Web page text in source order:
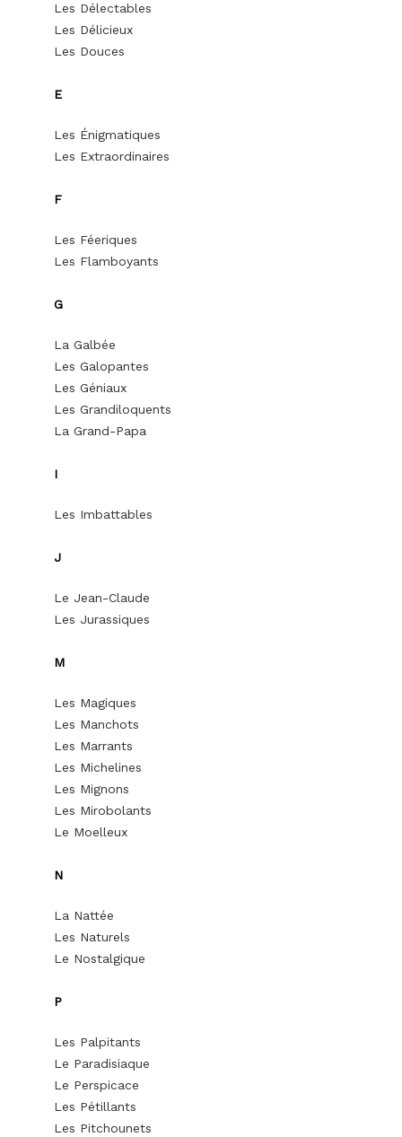
Les Délectables
Les Délicieux
Les Douces
E
Les Énigmatiques
Les Extraordinaires
F
Les Féeriques
Les Flamboyants
G
La Galbée
Les Galopantes
Les Géniaux
Les Grandiloquents
La Grand-Papa
I
Les Imbattables
J
Le Jean-Claude
Les Jurassiques
M
Les Magiques
Les Manchots
Les Marrants
Les Michelines
Les Mignons
Les Mirobolants
Le Moelleux
N
La Nattée
Les Naturels
Le Nostalgique
P
Les Palpitants
Le Paradisiaque
Le Perspicace
Les Pétillants
Les Pitchounets